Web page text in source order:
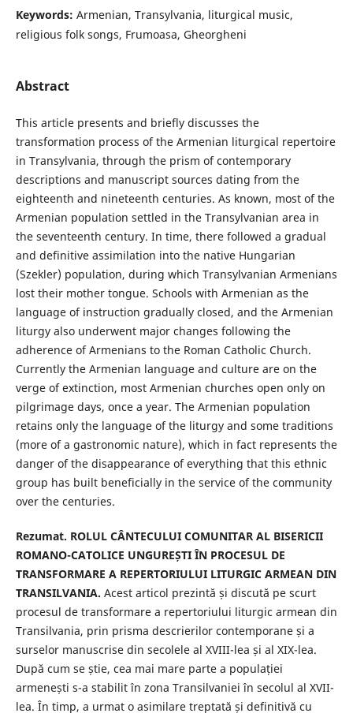
Keywords: Armenian, Transylvania, liturgical music,
religious folk songs, Frumoasa, Gheorgheni
Abstract
This article presents and briefly discusses the
transformation process of the Armenian liturgical repertoire
in Transylvania, through the prism of contemporary
descriptions and manuscript sources dating from the
eighteenth and nineteenth centuries. As known, most of the
Armenian population settled in the Transylvanian area in
the seventeenth century. In time, there followed a gradual
and definitive assimilation into the native Hungarian
(Szekler) population, during which Transylvanian Armenians
lost their mother tongue. Schools with Armenian as the
language of instruction gradually closed, and the Armenian
liturgy also underwent major changes following the
adherence of Armenians to the Roman Catholic Church.
Currently the Armenian language and culture are on the
verge of extinction, most Armenian churches open only on
pilgrimage days, once a year. The Armenian population
retains only the language of the liturgy and some traditions
(more of a gastronomic nature), which in fact represents the
danger of the disappearance of everything that this ethnic
group has built beneficially in the service of the community
over the centuries.
Rezumat. ROLUL CÂNTECULUI COMUNITAR AL BISERICII
ROMANO-CATOLICE UNGUREȘTI ÎN PROCESUL DE
TRANSFORMARE A REPERTORIULUI LITURGIC ARMEAN DIN
TRANSILVANIA. Acest articol prezintă și discută pe scurt
procesul de transformare a repertoriului liturgic armean din
Transilvania, prin prisma descrierilor contemporane și a
surselor manuscrise din secolele al XVIII-lea și al XIX-lea.
După cum se știe, cea mai mare parte a populației
armenești s-a stabilit în zona Transilvaniei în secolul al XVII-
lea. În timp, a urmat o asimilare treptată și definitivă cu